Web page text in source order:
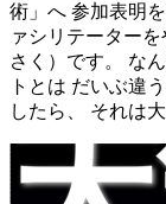
術」へ 参加表明
ァシリテーター
さく）です。 な
トとは だいぶ違
したら、 それは